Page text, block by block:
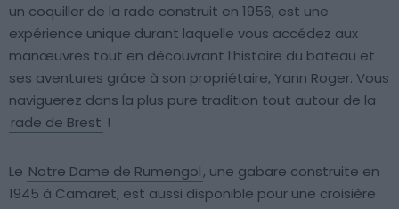
un coquiller de la rade construit en 1956, est une
expérience unique durant laquelle vous accédez aux
manœuvres tout en découvrant l’histoire du bateau et
ses aventures grâce à son propriétaire, Yann Roger. Vous
naviguerez dans la plus pure tradition tout autour de la
rade de Brest !
Le Notre Dame de Rumengol, une gabare construite en
1945 à Camaret, est aussi disponible pour une croisière